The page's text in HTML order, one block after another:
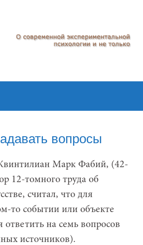
вопросы
Марк Фабий, (42-
12-томного труда об
считал, что для
то событии или объекте
ответить на семь вопросов
источников).